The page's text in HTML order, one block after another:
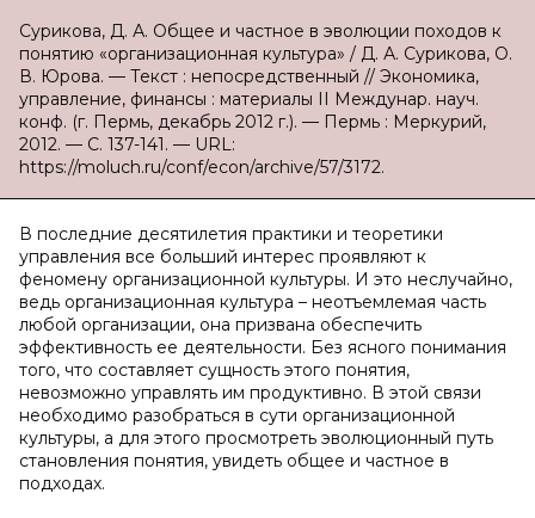
Сурикова, Д. А. Общее и частное в эволюции походов к
понятию «организационная культура» / Д. А. Сурикова, О.
В. Юрова. — Текст : непосредственный // Экономика,
управление, финансы : материалы II Междунар. науч.
конф. (г. Пермь, декабрь 2012 г.). — Пермь : Меркурий,
2012. — С. 137-141. — URL:
https://moluch.ru/conf/econ/archive/57/3172.
В последние десятилетия практики и теоретики
управления все больший интерес проявляют к
феномену организационной культуры. И это неслучайно,
ведь организационная культура – неотъемлемая часть
любой организации, она призвана обеспечить
эффективность ее деятельности. Без ясного понимания
того, что составляет сущность этого понятия,
невозможно управлять им продуктивно. В этой связи
необходимо разобраться в сути организационной
культуры, а для этого просмотреть эволюционный путь
становления понятия, увидеть общее и частное в
подходах.